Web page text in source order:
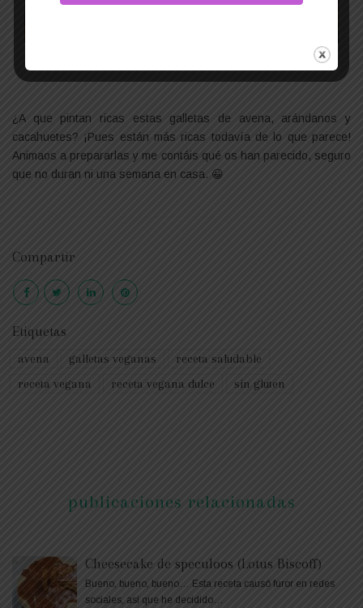
Galletas de avena, arándanos y cacahuetes ya hechas
¿A que pintan ricas estas galletas de avena, arándanos y
cacahuetes? ¡Pues están más ricas todavía de lo que parece!
Animaos a prepararlas y me contáis qué os han parecido, seguro
que no duran ni una semana en casa. 😀
Compartir
Etiquetas
avena galletas veganas
receta saludable
receta vegana
receta vegana dulce sin gluten
publicaciones relacionadas
Cheesecake de speculoos (Lotus Biscoff)
Bueno, bueno, bueno… Esta receta causó furor en redes
sociales, así que he decidido…